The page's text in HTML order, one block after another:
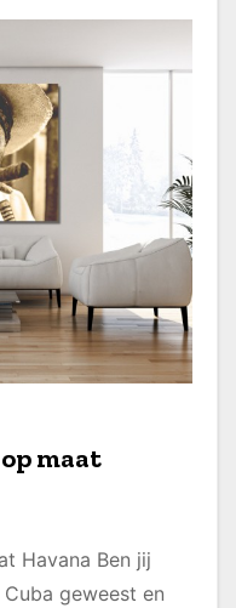
Havana Ben jij
geweest en